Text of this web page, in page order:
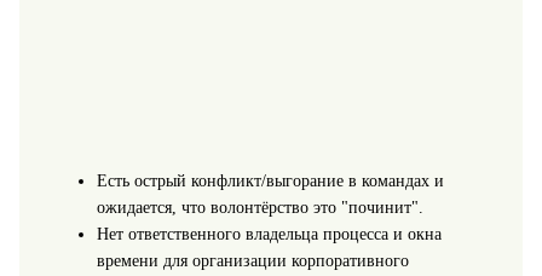
Есть острый конфликт/выгорание в командах и
ожидается, что волонтёрство это "починит".
Нет ответственного владельца процесса и окна
времени для организации корпоративного